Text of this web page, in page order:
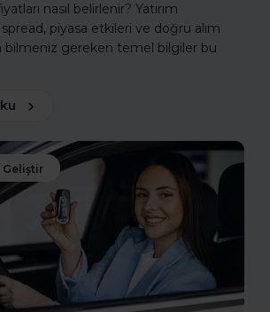
nasıl belirlenir? Yatırım
piyasa etkileri ve doğru alım
bilmeniz gereken temel bilgiler bu
Geliştir